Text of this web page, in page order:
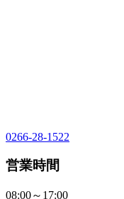
0266-28-1522
営業時間
08:00～17:00